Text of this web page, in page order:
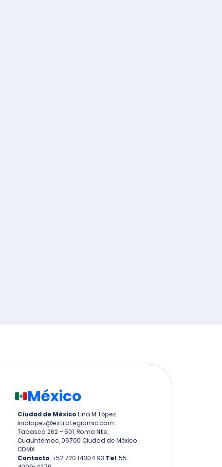
México
Ciudad de México Lina M. López
linalopez@estrategiamic.com
Tabasco 262 – 501, Roma Nte.,
Cuauhtémoc, 06700 Ciudad de México,
CDMX
Contacto: +52 720 14304 93 Tel: 55-